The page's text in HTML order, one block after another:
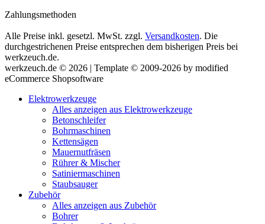
Zahlungsmethoden
Alle Preise inkl. gesetzl. MwSt. zzgl. Versandkosten. Die
durchgestrichenen Preise entsprechen dem bisherigen Preis bei
werkzeuch.de.
werkzeuch.de © 2026 | Template © 2009-2026 by modified
eCommerce Shopsoftware
Elektrowerkzeuge
Alles anzeigen aus Elektrowerkzeuge
Betonschleifer
Bohrmaschinen
Kettensägen
Mauernutfräsen
Rührer & Mischer
Satiniermaschinen
Staubsauger
Zubehör
Alles anzeigen aus Zubehör
Bohrer